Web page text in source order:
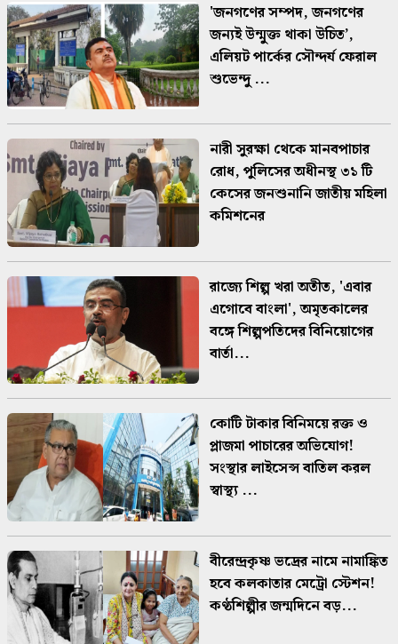
'জনগণের সম্পদ, জনগণের
জন্যই উন্মুক্ত থাকা উচিত’,
এলিয়ট পার্কের সৌন্দর্য ফেরাল
শুভেন্দু ...
নারী সুরক্ষা থেকে মানবপাচার
রোধ, পুলিসের অধীনস্থ ৩১ টি
কেসের জনশুনানি জাতীয় মহিলা
কমিশনের
রাজ্যে শিল্প খরা অতীত, 'এবার
এগোবে বাংলা', অমৃতকালের
বঙ্গে শিল্পপতিদের বিনিয়োগের
বার্তা...
কোটি টাকার বিনিময়ে রক্ত ও
প্লাজমা পাচারের অভিযোগ!
সংস্থার লাইসেন্স বাতিল করল
স্বাস্থ্য ...
বীরেন্দ্রকৃষ্ণ ভদ্রের নামে নামাঙ্কিত
হবে কলকাতার মেট্রো স্টেশন!
কণ্ঠশিল্পীর জন্মদিনে বড়...